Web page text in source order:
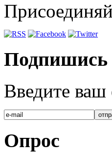
Подпишись
Введите ваш
Опрос